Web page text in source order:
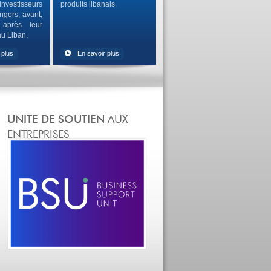
avant,
leur
Liban.
produits libanais.